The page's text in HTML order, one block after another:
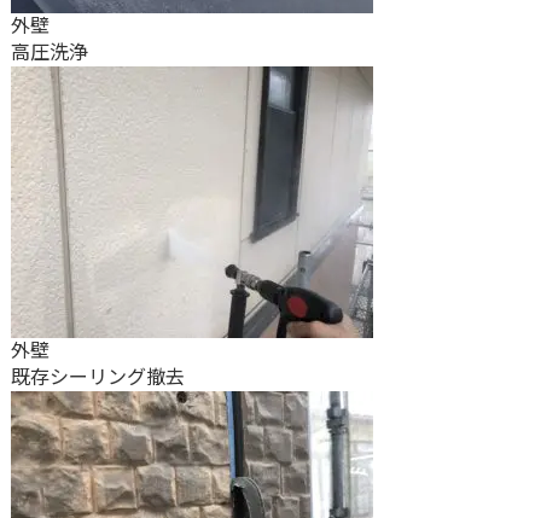
外壁
高圧洗浄
外壁
既存シーリング撤去